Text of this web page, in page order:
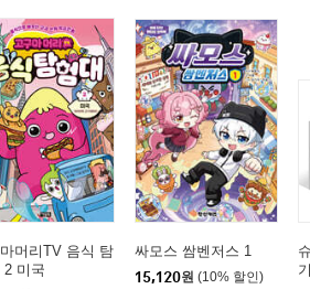
머리TV 음식 탐
2 미국
싸모스 쌈벤저스 1
15,120원 (10% 할인)